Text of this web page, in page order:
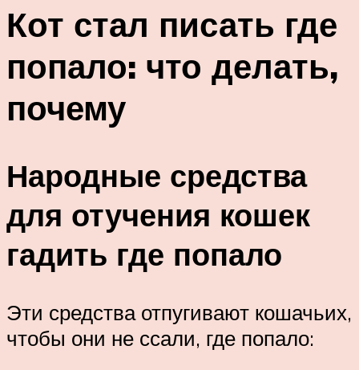
Кот стал писать где
попало: что делать,
почему
Народные средства
для отучения кошек
гадить где попало
Эти средства отпугивают кошачьих,
чтобы они не ссали, где попало: